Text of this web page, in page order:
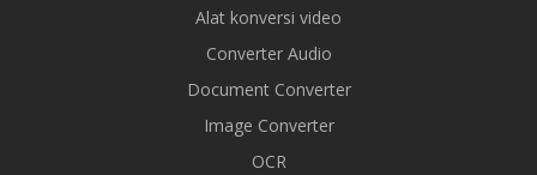
Alat konversi video
Converter Audio
Document Converter
Image Converter
OCR